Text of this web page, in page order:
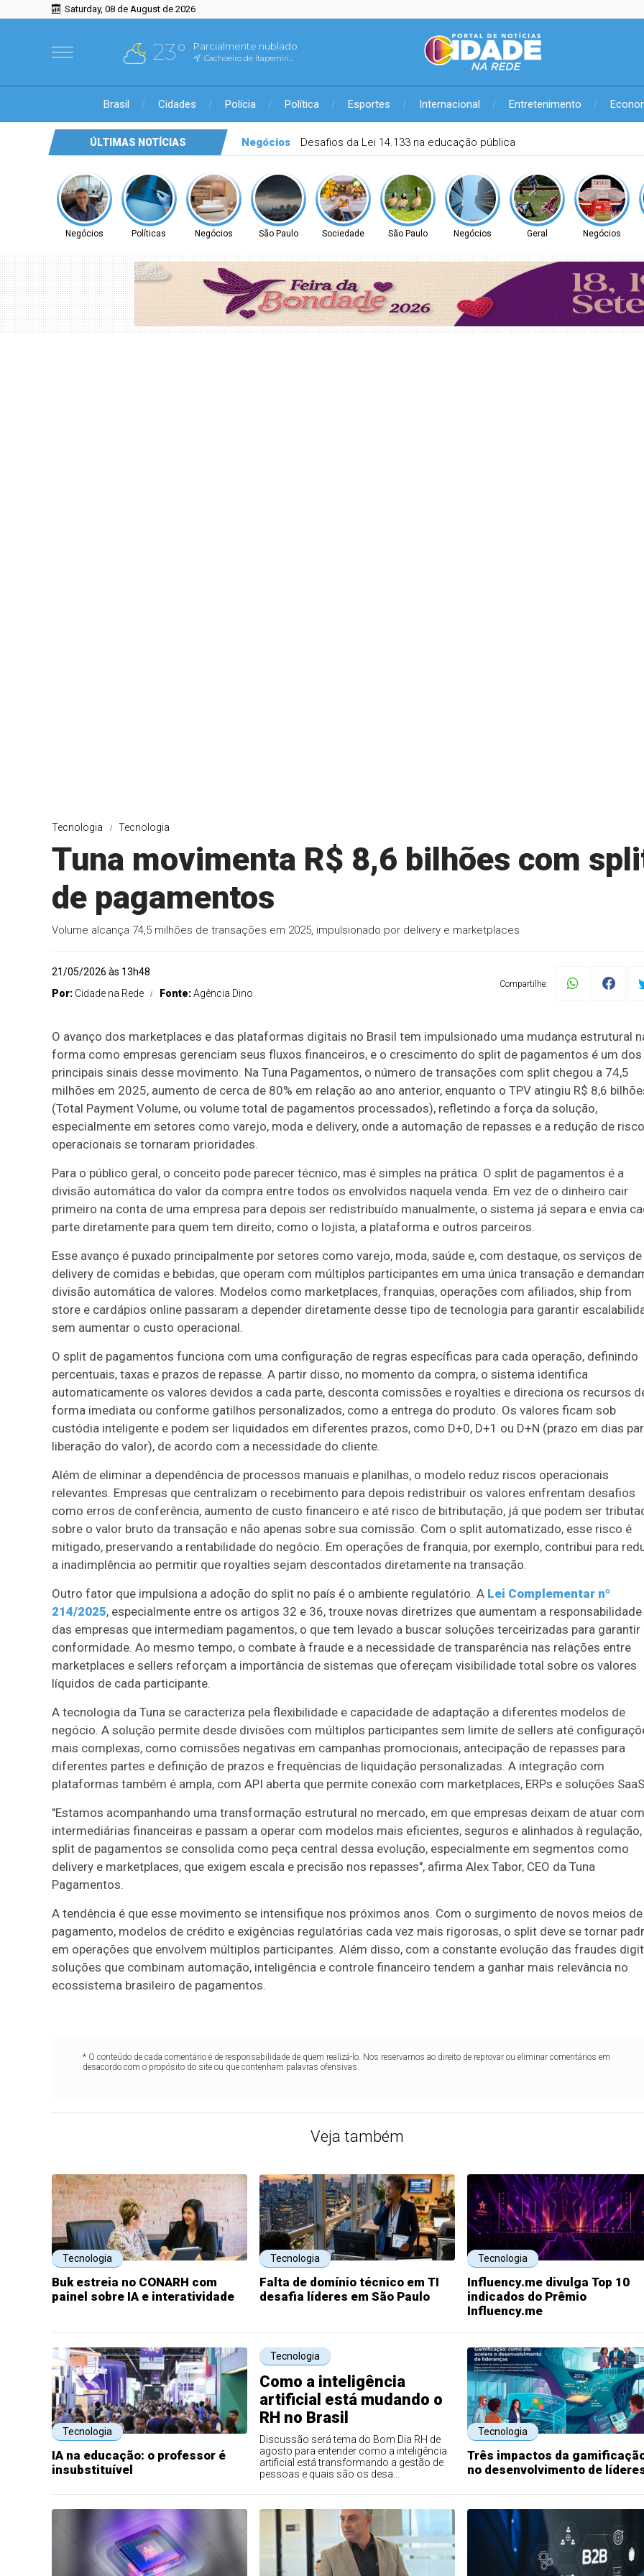
Saturday, 08 de August de 2026
23° Parcialmente nublado
Cachoeiro de Itapemirim, ES
Brasil Cidades Polícia Política Esportes Internacional Entretenimento
ÚLTIMAS NOTÍCIAS
Políticas CONITEC abre consulta para Hipertensão Arterial Pulmonar
Negócios Políticas Negócios São Paulo Sociedade São Paulo Negócios Geral Negócios
Tecnologia Tecnologia
Tuna movimenta R$ 8,6 bilhões com
de pagamentos
Volume alcança 74,5 milhões de transações em 2025, impulsionado por delivery e marketplaces
21/05/2026 às 13h48
Por: Cidade na Rede Fonte:Agência Dino
Compartilhe:
O avanço dos marketplaces e das plataformas digitais no Brasil tem impulsionado uma mudança estrutural
forma como empresas gerenciam seus fluxos financeiros, e o crescimento do split de pagamentos é um dos
principais sinais desse movimento. Na Tuna Pagamentos, o número de transações com split chegou a 74,5
milhões em 2025, aumento de cerca de 80% em relação ao ano anterior, enquanto o TPV atingiu R$ 8,6
(Total Payment Volume, ou volume total de pagamentos processados), refletindo a força da solução,
especialmente em setores como varejo, moda e delivery, onde a automação de repasses e a redução de
operacionais se tornaram prioridades.
Para o público geral, o conceito pode parecer técnico, mas é simples na prática. O split de pagamentos é a
divisão automática do valor da compra entre todos os envolvidos naquela venda. Em vez de o dinheiro cair
primeiro na conta de uma empresa para depois ser redistribuído manualmente, o sistema já separa e envia
parte diretamente para quem tem direito, como o lojista, a plataforma e outros parceiros.
Esse avanço é puxado principalmente por setores como varejo, moda, saúde e, com destaque, os serviços de
delivery de comidas e bebidas, que operam com múltiplos participantes em uma única transação e
divisão automática de valores. Modelos como marketplaces, franquias, operações com afiliados, ship from
store e cardápios online passaram a depender diretamente desse tipo de tecnologia para garantir
sem aumentar o custo operacional.
O split de pagamentos funciona com uma configuração de regras específicas para cada operação, definindo
percentuais, taxas e prazos de repasse. A partir disso, no momento da compra, o sistema identifica
automaticamente os valores devidos a cada parte, desconta comissões e royalties e direciona os recursos
forma imediata ou conforme gatilhos personalizados, como a entrega do produto. Os valores ficam sob
custódia inteligente e podem ser liquidados em diferentes prazos, como D+0, D+1 ou D+N (prazo em dias
liberação do valor), de acordo com a necessidade do cliente.
Além de eliminar a dependência de processos manuais e planilhas, o modelo reduz riscos operacionais
relevantes. Empresas que centralizam o recebimento para depois redistribuir os valores enfrentam desafios
como erros de conferência, aumento de custo financeiro e até risco de bitributação, já que podem ser
sobre o valor bruto da transação e não apenas sobre sua comissão. Com o split automatizado, esse risco é
mitigado, preservando a rentabilidade do negócio. Em operações de franquia, por exemplo, contribui para
a inadimplência ao permitir que royalties sejam descontados diretamente na transação.
Outro fator que impulsiona a adoção do split no país é o ambiente regulatório. A Lei Complementar nº
214/2025, especialmente entre os artigos 32 e 36, trouxe novas diretrizes que aumentam a responsabilidade
das empresas que intermediam pagamentos, o que tem levado a buscar soluções terceirizadas para garantir
conformidade. Ao mesmo tempo, o combate à fraude e a necessidade de transparência nas relações entre
marketplaces e sellers reforçam a importância de sistemas que ofereçam visibilidade total sobre os valores
líquidos de cada participante.
A tecnologia da Tuna se caracteriza pela flexibilidade e capacidade de adaptação a diferentes modelos de
negócio. A solução permite desde divisões com múltiplos participantes sem limite de sellers até
mais complexas, como comissões negativas em campanhas promocionais, antecipação de repasses para
diferentes partes e definição de prazos e frequências de liquidação personalizadas. A integração com
plataformas também é ampla, com API aberta que permite conexão com marketplaces, ERPs e soluções
"Estamos acompanhando uma transformação estrutural no mercado, em que empresas deixam de atuar
intermediárias financeiras e passam a operar com modelos mais eficientes, seguros e alinhados à regulação,
split de pagamentos se consolida como peça central dessa evolução, especialmente em segmentos como
delivery e marketplaces, que exigem escala e precisão nos repasses", afirma Alex Tabor, CEO da Tuna
Pagamentos.
A tendência é que esse movimento se intensifique nos próximos anos. Com o surgimento de novos meios de
pagamento, modelos de crédito e exigências regulatórias cada vez mais rigorosas, o split deve se tornar
em operações que envolvem múltiplos participantes. Além disso, com a constante evolução das fraudes
soluções que combinam automação, inteligência e controle financeiro tendem a ganhar mais relevância no
ecossistema brasileiro de pagamentos.
* O conteúdo de cada comentário é de responsabilidade de quem realizá-lo. Nos reservamos ao direito de reprovar ou eliminar comentários em
desacordo com o propósito do site ou que contenham palavras ofensivas.
Veja também
Tecnologia
Buk estreia no CONARH com
painel sobre IA e interatividade
Tecnologia
Falta de domínio técnico em TI
desafia líderes em São Paulo
Tecnologia
Influency.me divulga Top 10
indicados do Prêmio
Influency.me
Tecnologia
IA na educação: o professor é
insubstituível
Tecnologia
Como a inteligência
artificial está mudando o
RH no Brasil
Discussão será tema do Bom Dia RH de
agosto para entender como a inteligência
artificial está transformando a gestão de
pessoas e quais são os desa...
Tecnologia
Três impactos da
no desenvolvimento de